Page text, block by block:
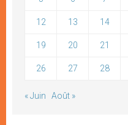
12 13 14
19 20 21
26 27 28
« Juin Août »